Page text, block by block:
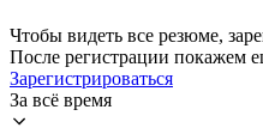
Чтобы видеть все резюме,
После регистрации покажем
Зарегистрироваться
За всё время